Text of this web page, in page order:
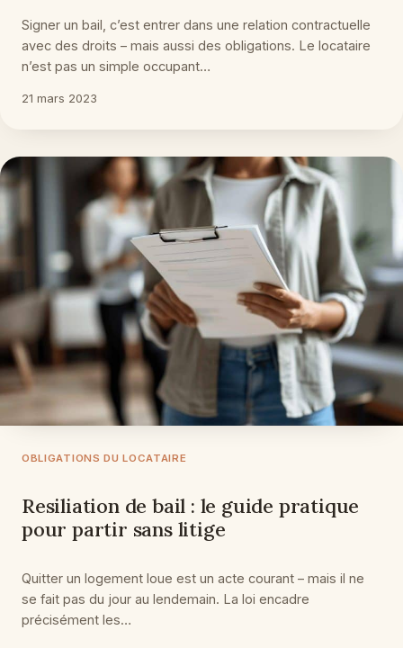
Signer un bail, c’est entrer dans une relation contractuelle
avec des droits – mais aussi des obligations. Le locataire
n’est pas un simple occupant…
21 mars 2023
OBLIGATIONS DU LOCATAIRE
Resiliation de bail : le guide pratique
pour partir sans litige
Quitter un logement loue est un acte courant – mais il ne
se fait pas du jour au lendemain. La loi encadre
précisément les…